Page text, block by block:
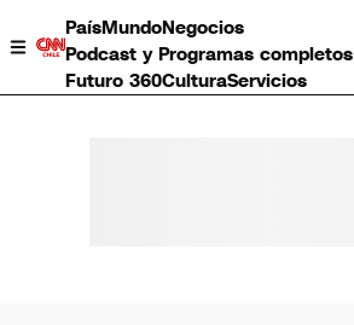
PaísMundoNegocios
Podcast y Programas completos
Futuro 360CulturaServicios